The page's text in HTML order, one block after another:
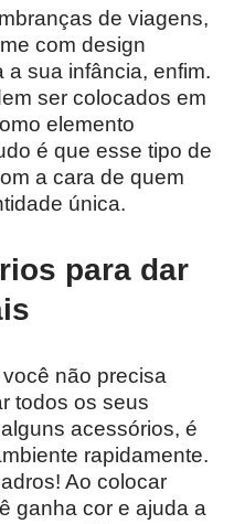
de viagens,
com design
a sua infância, enfim.
ser colocados em
elemento
é que esse tipo de
a cara de quem
única.
para dar
não precisa
todos os seus
acessórios, é
rapidamente.
Ao colocar
ganha cor e ajuda a